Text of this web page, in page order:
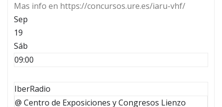
Mas info en https://concursos.ure.es/iaru-vhf/
Sep
19
Sáb
09:00
IberRadio
@ Centro de Exposiciones y Congresos Lienzo